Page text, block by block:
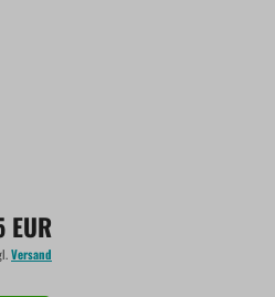
EUR
Versand